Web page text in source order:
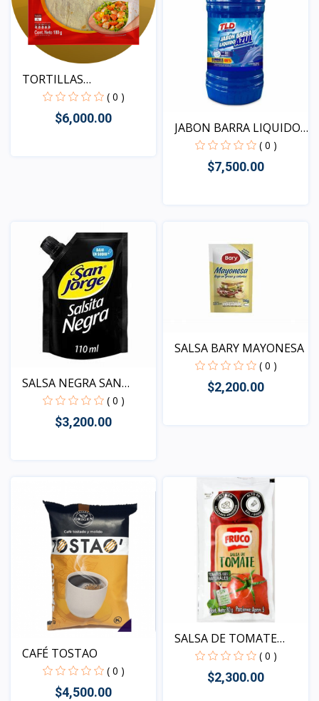
TORTILLAS
TRADICIONALES( 0 )
$6,000.00
JABON BARRA LIQUIDO
AZU...
( 0 )
$7,500.00
SALSA NEGRA SAN
JORGE
( 0 )
$3,200.00
SALSA BARY MAYONESA
( 0 )
$2,200.00
CAFÉ TOSTAO
( 0 )
$4,500.00
SALSA DE TOMATE
FRUCO
( 0 )
$2,300.00